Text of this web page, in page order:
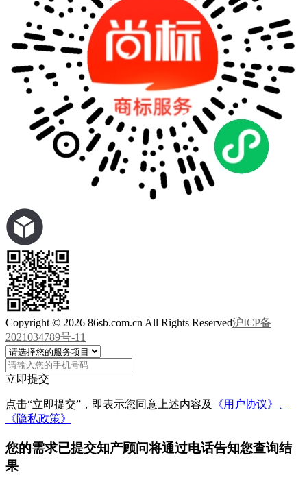
Copyright © 2026 86sb.com.cn All Rights Reserved沪ICP备
2021034789号-11
立即提交
点击“立即提交”，即表示您同意上述内容及
《用户协议》、
《隐私政策》
您的需求已提交知产顾问将通过电话告知您查询结
果